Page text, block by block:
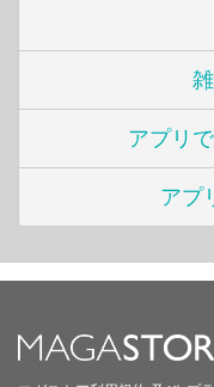
アプリ
アプ